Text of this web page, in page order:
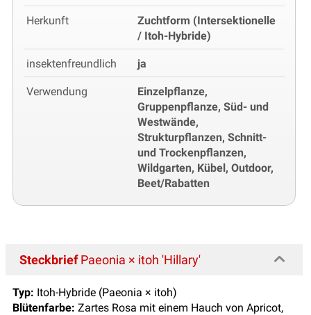
Herkunft
Zuchtform (Intersektionelle
/ Itoh-Hybride)
insektenfreundlich ja
Verwendung
Einzelpflanze,
Gruppenpflanze, Süd- und
Westwände,
Strukturpflanzen, Schnitt-
und Trockenpflanzen,
Wildgarten, Kübel, Outdoor,
Beet/Rabatten
SteckbriefPaeonia × itoh 'Hillary'
Typ: Itoh-Hybride (Paeonia × itoh)
Blütenfarbe: Zartes Rosa mit einem Hauch von Apricot,